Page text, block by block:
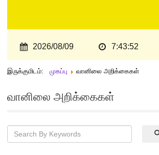
2026/08/09 7:43:53
இருக்குமிடம்: முகப்பு வானிலை அறிக்கைகள்
வானிலை அறிக்கைகள்